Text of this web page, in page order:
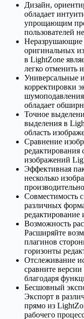
Дизайн,
обладает
упрощающим
пользователей
Неразрушающие
оригинальных
в LightZone
легко отменить
Универсальные
корректировки
обладает
Точное
выделения в
область
Сравнение
изображений
Эффективная
несколько
Совместимость
различных
редактирование
Возможность
Расширяйте
плагинов
горизонты
Отслеживание
сравните
благодаря
Бесшовный
Экспорт в
прямо из
рабочего